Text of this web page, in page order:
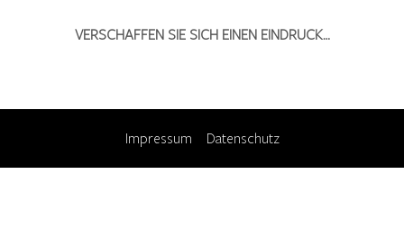
VERSCHAFFEN SIE SICH EINEN EINDRUCK…
Impressum Datenschutz